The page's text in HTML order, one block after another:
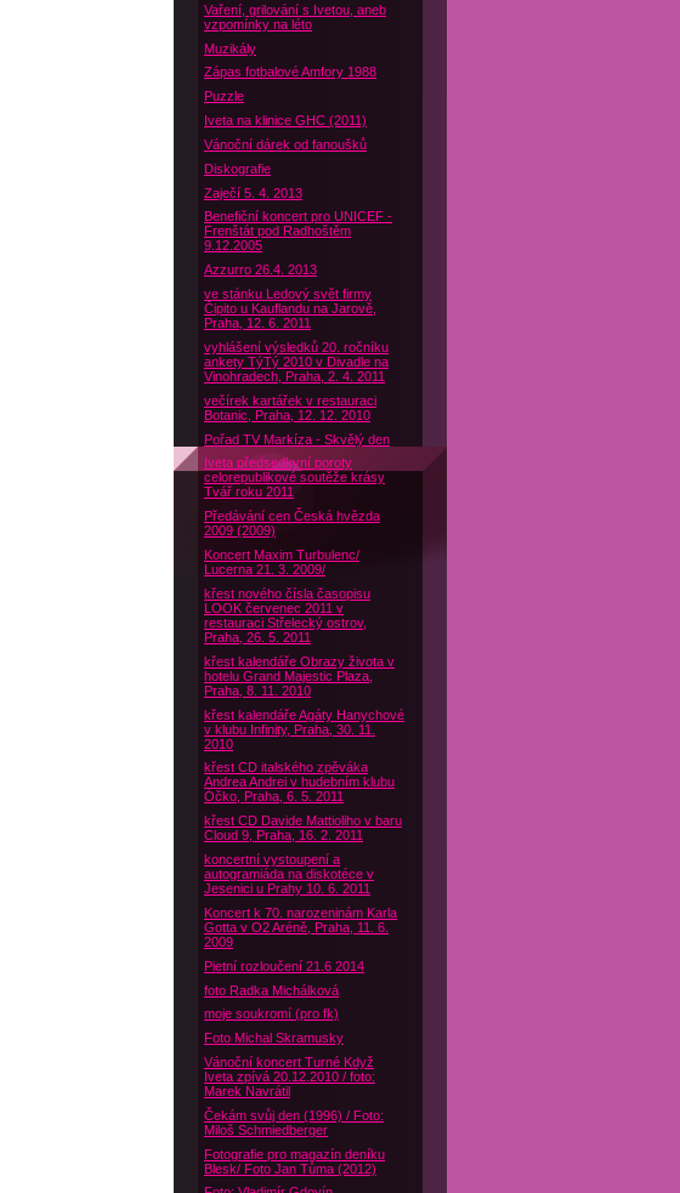
Vaření, grilování s Ivetou, aneb
vzpomínky na léto
Muzikály
Zápas fotbalové Amfory 1988
Puzzle
Iveta na klinice GHC (2011)
Vánoční dárek od fanoušků
Diskografie
Zaječí 5. 4. 2013
Benefiční koncert pro UNICEF -
Frenštát pod Radhoštěm
9.12.2005
Azzurro 26.4. 2013
ve stánku Ledový svět firmy
Čipito u Kauflandu na Jarově,
Praha, 12. 6. 2011
vyhlášení výsledků 20. ročníku
ankety TýTý 2010 v Divadle na
Vinohradech, Praha, 2. 4. 2011
večírek kartářek v restauraci
Botanic, Praha, 12. 12. 2010
Pořad TV Markíza - Skvělý den
Iveta předsedkyní poroty
celorepublikové soutěže krásy
Tvář roku 2011
Předávání cen Česká hvězda
2009 (2009)
Koncert Maxim Turbulenc/
Lucerna 21. 3. 2009/
křest nového čísla časopisu
LOOK červenec 2011 v
restauraci Střelecký ostrov,
Praha, 26. 5. 2011
křest kalendáře Obrazy života v
hotelu Grand Majestic Plaza,
Praha, 8. 11. 2010
křest kalendáře Agáty Hanychové
v klubu Infinity, Praha, 30. 11.
2010
křest CD italského zpěváka
Andrea Andrei v hudebním klubu
Óčko, Praha, 6. 5. 2011
křest CD Davide Mattioliho v baru
Cloud 9, Praha, 16. 2. 2011
koncertní vystoupení a
autogramiáda na diskotéce v
Jesenici u Prahy 10. 6. 2011
Koncert k 70. narozeninám Karla
Gotta v O2 Aréně, Praha, 11. 6.
2009
Pietní rozloučení 21.6 2014
foto Radka Michálková
moje soukromí (pro fk)
Foto Michal Skramusky
Vánoční koncert Turné Když
Iveta zpívá 20.12.2010 / foto:
Marek Navrátil
Čekám svůj den (1996) / Foto:
Miloš Schmiedberger
Fotografie pro magazín deníku
Blesk/ Foto Jan Tůma (2012)